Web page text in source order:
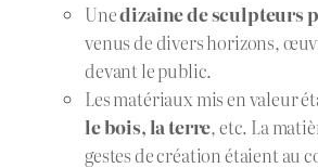
Unedizaine de sculpteurs
venus de divers horizons,
devant le public.
Les matériaux mis en valeur
le bois, la terre, etc. La
gestes de création étaient au